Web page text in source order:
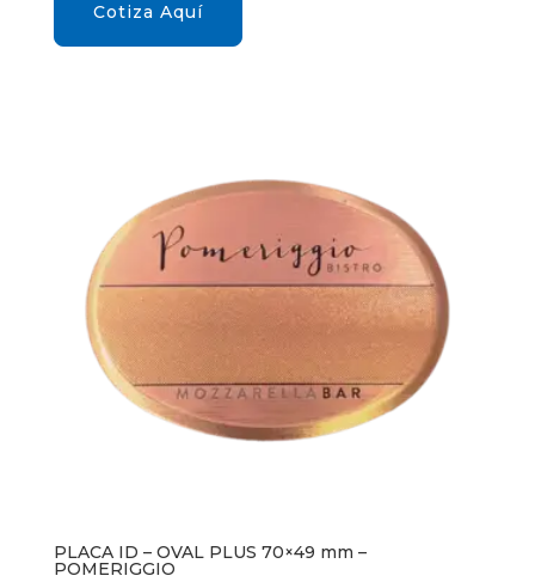
Cotiza Aquí
PLACA ID – OVAL PLUS 70×49 mm –
POMERIGGIO